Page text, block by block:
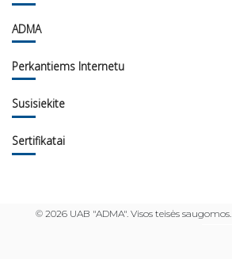
ADMA
Perkantiems Internetu
Susisiekite
Sertifikatai
© 2026 UAB "ADMA". Visos teisės saugomos.